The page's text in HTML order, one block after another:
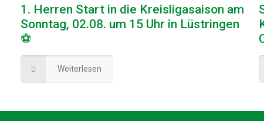
1. Herren Start in die Kreisligasaison am
Sonntag, 02.08. um 15 Uhr in Lüstringen
⚽
Weiterlesen